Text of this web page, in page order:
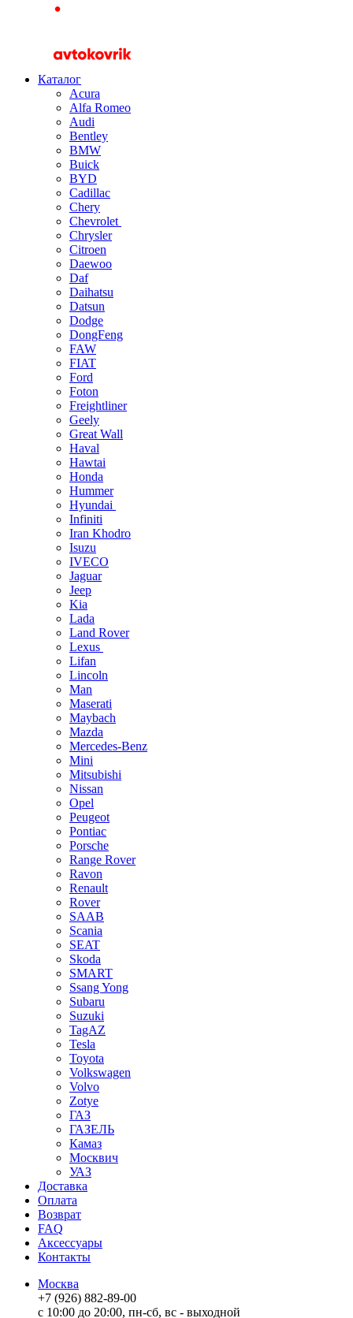
Каталог
Acura
Alfa Romeo
Audi
Bentley
BMW
Buick
BYD
Cadillac
Chery
Chevrolet
Chrysler
Citroen
Daewoo
Daf
Daihatsu
Datsun
Dodge
DongFeng
FAW
FIAT
Ford
Foton
Freightliner
Geely
Great Wall
Haval
Hawtai
Honda
Hummer
Hyundai
Infiniti
Iran Khodro
Isuzu
IVECO
Jaguar
Jeep
Kia
Lada
Land Rover
Lexus
Lifan
Lincoln
Man
Maserati
Maybach
Mazda
Mercedes-Benz
Mini
Mitsubishi
Nissan
Opel
Peugeot
Pontiac
Porsche
Range Rover
Ravon
Renault
Rover
SAAB
Scania
SEAT
Skoda
SMART
Ssang Yong
Subaru
Suzuki
TagAZ
Tesla
Toyota
Volkswagen
Volvo
Zotye
ГАЗ
ГАЗЕЛЬ
Камаз
Москвич
УАЗ
Доставка
Оплата
Возврат
FAQ
Аксессуары
Контакты
Москва
+7 (926) 882-89-00
с 10:00 до 20:00, пн-сб, вс - выходной